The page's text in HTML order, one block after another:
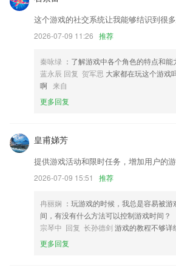
新增相机测光功能
新增“随手拍”功能，与好友分享测试结果。
全球百万民宿短租公寓任你挑
短信来电闪光能够很好地帮助用户有效过滤无
强重要消息的通知，帮助用户不轻易错过任何
以上就是江南体育APP的介绍，如果您喜欢这
店进行打分评论，说出您的使用经历，以帮助
以上就是欧宝线上平台的介绍，如果您喜欢这
进行打分评论，说出您的使用经历，以帮助我
这个游戏的社交系统让我能够结识到很
2026-07-09 11:26 推荐
秦咏绿 ：了解游戏中各个角色的特点和能
蓝永辰 回复 贺军思 大家都在玩这个游戏
啊 来自
更多回复
皇甫娣芳
提供游戏活动和限时任务，增加用户的游
2026-07-09 15:51 推荐
冉丽娴 ：玩游戏的时候，我总是容易被
间，有没有什么方法可以控制游戏时间？
宗琴中 回复 长孙德剑游戏的教程不够详
更多回复